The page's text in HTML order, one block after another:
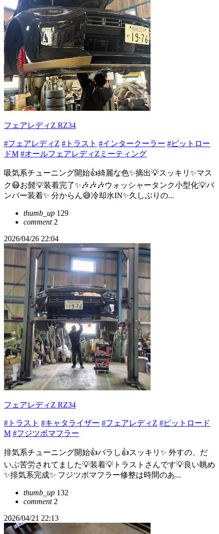
フェアレディZ RZ34
#フェアレディZ #トラスト #インタークーラー #ピットロー
ドM #オールフェアレディZミーティング
吸気系チューニング開始👍綺麗な色✨摘出💡スッキリ✨マス
ク😷お髭💡装着完了✨🎶🎶🎶ウォッシャータンク小型化💡バ
ンパー装着✨ 分からん😅冷却水IN✨久しぶりの...
thumb_up 129
comment2
2026/04/26 22:04
フェアレディZ RZ34
#トラスト #キャタライザー #フェアレディZ #ピットロード
M #フジツボマフラー
排気系チューニング開始👍バラし👍スッキリ✨ 外すの、だ
いぶ苦労されてました💡装着💡トラストさんです💡良い眺め
✨排気系完成✨ フジツボマフラー修整は時間のあ...
thumb_up 132
comment2
2026/04/21 22:13